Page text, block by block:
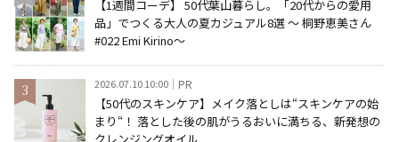
【1週間コーデ】 50代葉山暮らし。「20代からの愛用
品」でつくる大人の夏カジュアル8選 ～ 桐野恵美さん
#022 Emi Kirino～
2026.07.10 10:00 PR
【50代のスキンケア】メイク落としは“スキンケアの始
まり“！ 落とした後の肌がうるおいに満ちる、新発想の
クレンジングオイル